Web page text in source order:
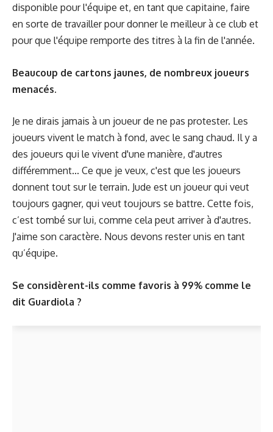
disponible pour l'équipe et, en tant que capitaine, faire
en sorte de travailler pour donner le meilleur à ce club et
pour que l'équipe remporte des titres à la fin de l'année.
Beaucoup de cartons jaunes, de nombreux joueurs
menacés.
Je ne dirais jamais à un joueur de ne pas protester. Les
joueurs vivent le match à fond, avec le sang chaud. Il y a
des joueurs qui le vivent d'une manière, d'autres
différemment... Ce que je veux, c'est que les joueurs
donnent tout sur le terrain. Jude est un joueur qui veut
toujours gagner, qui veut toujours se battre. Cette fois,
c’est tombé sur lui, comme cela peut arriver à d'autres.
J'aime son caractère. Nous devons rester unis en tant
qu’équipe.
Se considèrent-ils comme favoris à 99% comme le
dit Guardiola ?